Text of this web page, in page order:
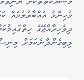
މުހިންމު އެއްބާރުލުމެއް
ދިވެހިރާއްޖޭގެ
ލިބިގެންދާނެކަމަށް